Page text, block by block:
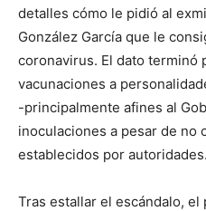
detalles cómo le pidió al
González García que le
coronavirus. El dato terminó
vacunaciones a
-principalmente afines al
inoculaciones a pesar de no
establecidos por autoridades.
Tras estallar el escándalo,